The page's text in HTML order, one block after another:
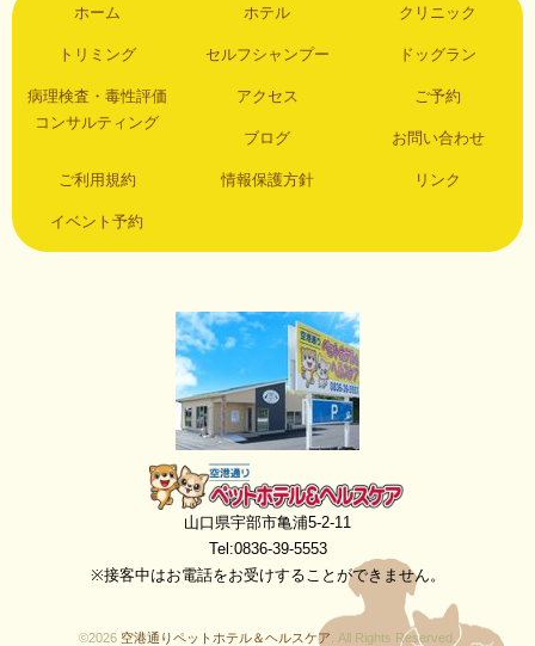
ホーム ホテル クリニック
トリミング セルフシャンプー ドッグラン
病理検査・毒性評価
コンサルティング
アクセス ご予約
ブログ お問い合わせ
ご利用規約 情報保護方針 リンク
イベント予約
空港通りペットホテル＆ヘルスケア
山口県宇部市亀浦5-2-11
Tel:0836-39-5553
※接客中はお電話をお受けすることができません。
©2026 空港通りペットホテル＆ヘルスケア . All Rights Reserved.